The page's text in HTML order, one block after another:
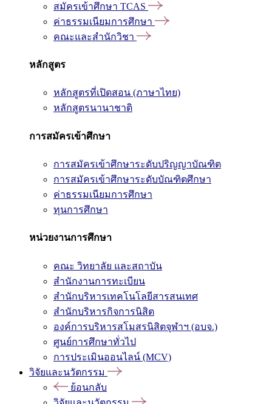
สมัครเข้าศึกษา TCAS
ค่าธรรมเนียมการศึกษา
คณะและสำนักวิชา
หลักสูตร
หลักสูตรที่เปิดสอน (ภาษาไทย)
หลักสูตรนานาชาติ
การสมัครเข้าศึกษา
การสมัครเข้าศึกษาระดับปริญญาบัณฑิต
การสมัครเข้าศึกษาระดับบัณฑิตศึกษา
ค่าธรรมเนียมการศึกษา
ทุนการศึกษา
หน่วยงานการศึกษา
คณะ วิทยาลัย และสถาบัน
สำนักงานการทะเบียน
สำนักบริหารเทคโนโลยีสารสนเทศ
สำนักบริหารกิจการนิสิต
องค์การบริหารสโมสรนิสิตจุฬาฯ (อบจ.)
ศูนย์การศึกษาทั่วไป
การประเมินออนไลน์ (MCV)
วิจัยและนวัตกรรม
ย้อนกลับ